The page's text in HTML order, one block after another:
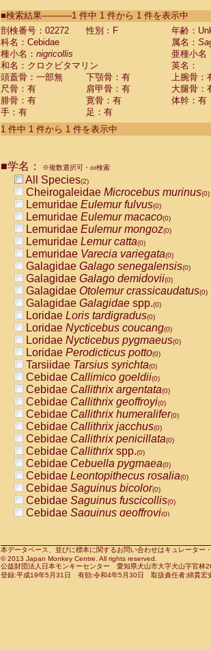
CebidaeSaguinus labiatus(0)
Cebidae Saguinus leucopus (0)
Cebidae
CebidaeSaguinus mystax
CebidaeSaguinus nigricollis (1)
Cebidae Saguinus oedipus
Cebidae Saguinus weddelli
Cebidae Saguinusspp.
Cebidae Aotus trivirgatus
Cebidae Cebus albifrons
CebidaeCebus nigrivittatus
CebidaeCebus
CebidaeSaimiri boliviensis(0)
CebidaeSaimiri sciureus(0)
AtelidaeAlouatta caraya(0)
AtelidaeAlouatta fusca(0)
AtelidaeAlouatta seniculus
AtelidaeAlouattaspp.(0)
AtelidaeAteles belzebuth(0)
AtelidaeAteles geoffroyi(0)
AtelidaeAteles paniscus(0)
AtelidaeAtelesspp.(0)
Atelidae Lagothrix lagothricha
AtelidaeLagothrix lagothricha cana
PitheciidaeCacajao calvus
PitheciidaeCallicebus cupreus
PitheciidaeCallicebus donacophilus
PitheciidaeCallicebus moloch
PitheciidaeCallicebus torquatus
PitheciidaeCallicebusspp.(0)
PitheciidaeChiropotes satanas(0)
PitheciidaePithecia monachus
PitheciidaePithecia pithecia(0)
CercopithecidaeCercocebus agilis
CercopithecidaeCercocebus
CercopithecidaeCercocebus
CercopithecidaeCercocebus
CercopithecidaeCercocebus
CercopithecidaeCercocebushybrid
CercopithecidaePapio anubis(0)
CercopithecidaePapio cynocephalus
CercopithecidaePapio hamadryas(0)
■検索結果-----------1 件中 1 件から 1 件を表示中
剖検番号：02272
性別：F
年齢：
科名：Cebidae
属名：
種小名： nigricollis
亜種小名
和名：クロクビタマリン
英名：
頭蓋骨：一部無
下顎骨：有
上腕骨：
尺骨：有
肩甲骨：有
大腿骨：
腓骨：有
寛骨：有
体幹：有
手：有
足：有
1 件中 1 件から 1 件を表示中
■学名： ※複数選択可・or検索
All Species(2)
Cheirogaleidae Microcebus murinus(0)
Lemuridae Eulemur fulvus(0)
Lemuridae Eulemur macaco(0)
Lemuridae Eulemur mongoz(0)
Lemuridae Lemur catta(0)
Lemuridae Varecia variegata(0)
Galagidae Galago senegalensis(0)
Galagidae Galago demidovii(0)
Galagidae Otolemur crassicaudatus(0)
Galagidae Galagidae spp.(0)
Loridae Loris tardigradus(0)
Loridae Nycticebus coucang(0)
Loridae Nycticebus pygmaeus(0)
Loridae Perodicticus potto(0)
Tarsiidae Tarsius syrichta(0)
Cebidae Callimico goeldii(0)
Cebidae Callithrix argentata(0)
Cebidae Callithrix geoffroyi(0)
Cebidae Callithrix humeralifer(0)
Cebidae Callithrix jacchus(0)
Cebidae Callithrix penicillata(0)
Cebidae Callithrixspp.(0)
Cebidae Cebuella pygmaea(0)
Cebidae Leontopithecus rosalia(0)
Cebidae Saguinus bicolor(0)
Cebidae Saguinus fuscicollis(0)
Cebidae Saguinus geoffroyi(0)
CebidaeSaguinus leucopus(0)
CebidaeSaguinus midas(0)
Cebidae Saguinus mystax(0)
本データベース、並びに標本に関するお問い合わせはキュレータ
© 2013 Japan Monkey Centre. All rights reserved.
公益財団法人日本モンキーセンター 愛知県犬山市大字犬山字官
登録:平成19年5月31日 有効:令和4年5月30日 取扱責任者:綿貫宏